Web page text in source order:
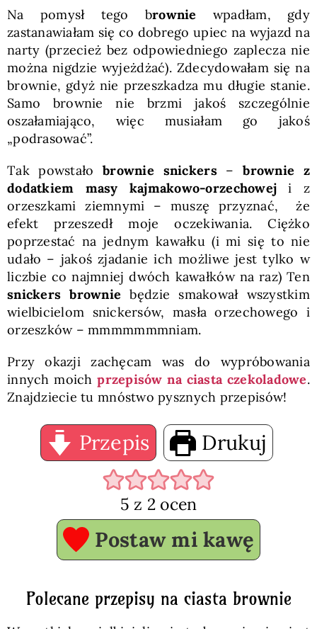
Na pomysł tego brownie wpadłam, gdy
zastanawiałam się co dobrego upiec na wyjazd na
narty (przecież bez odpowiedniego zaplecza nie
można nigdzie wyjeżdżać). Zdecydowałam się na
brownie, gdyż nie przeszkadza mu długie stanie.
Samo brownie nie brzmi jakoś szczególnie
oszałamiająco, więc musiałam go jakoś
„podrasować”.
Tak powstałobrownie snickers–brownie z
dodatkiem masy kajmakowo-orzechowej i z
orzeszkami ziemnymi – muszę przyznać, że
efekt przeszedł moje oczekiwania. Ciężko
poprzestać na jednym kawałku (i mi się to nie
udało – jakoś zjadanie ich możliwe jest tylko w
liczbie co najmniej dwóch kawałków na raz) Ten
snickers brownie będzie smakował wszystkim
wielbicielom snickersów, masła orzechowego i
orzeszków – mmmmmmmniam.
Przy okazji zachęcam was do wypróbowania
innych moichprzepisów na ciasta czekoladowe.
Znajdziecie tu mnóstwo pysznych przepisów!
Przepis Drukuj
5 z 2 ocen
Postaw mi kawę
Polecane przepisy na ciasta brownie